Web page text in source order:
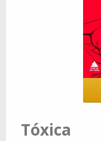
Tóxica